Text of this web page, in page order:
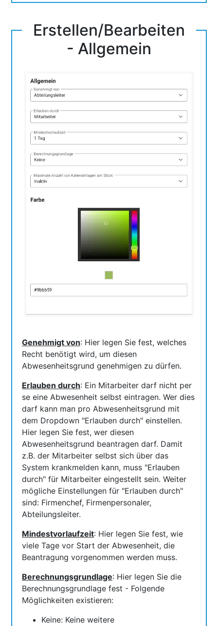
Erstellen/Bearbeiten
- Allgemein
Genehmigt von: Hier legen Sie fest, welches
Recht benötigt wird, um diesen
Abwesenheitsgrund genehmigen zu dürfen.
Erlauben durch: Ein Mitarbeiter darf nicht per
se eine Abwesenheit selbst eintragen. Wer dies
darf kann man pro Abwesenheitsgrund mit
dem Dropdown "Erlauben durch" einstellen.
Hier legen Sie fest, wer diesen
Abwesenheitsgrund beantragen darf. Damit
z.B. der Mitarbeiter selbst sich über das
System krankmelden kann, muss "Erlauben
durch" für Mitarbeiter eingestellt sein. Weiter
mögliche Einstellungen für "Erlauben durch"
sind: Firmenchef, Firmenpersonaler,
Abteilungsleiter.
Mindestvorlaufzeit: Hier legen Sie fest, wie
viele Tage vor Start der Abwesenheit, die
Beantragung vorgenommen werden muss.
Berechnungsgrundlage: Hier legen Sie die
Berechnungsgrundlage fest - Folgende
Möglichkeiten existieren:
Keine: Keine weitere